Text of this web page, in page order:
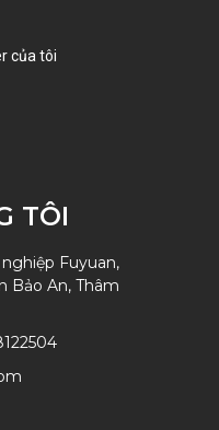
TÔI
Fuyuan,
Bảo An, Thâm